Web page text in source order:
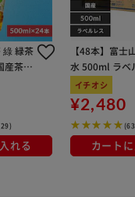
綠 緑茶
茶葉
れる
【48本】富士
水 500ml ラベ
イチオシ
¥2,480
カート